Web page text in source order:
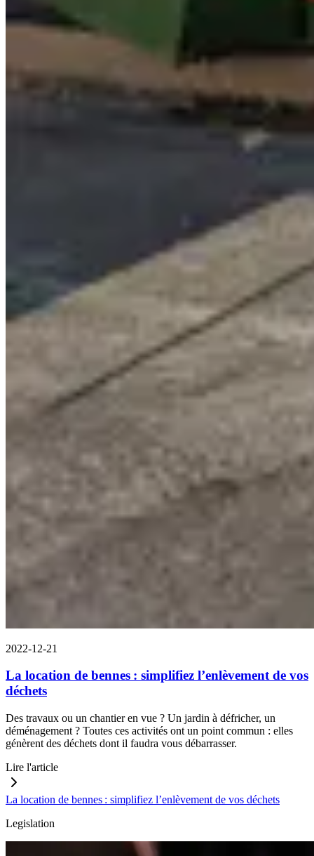
2022-12-21
La location de bennes : simplifiez l’enlèvement de vos
déchets
Des travaux ou un chantier en vue ? Un jardin à défricher, un
déménagement ? Toutes ces activités ont un point commun : elles
génèrent des déchets dont il faudra vous débarrasser.
Lire l'article
La location de bennes : simplifiez l’enlèvement de vos déchets
Legislation